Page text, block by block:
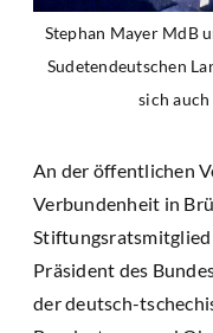
Stephan Mayer MdB
Sudetendeutschen
sich
An der öffentlichen
Verbundenheit in
Stiftungsratsmitglied
Präsident des
der deutsch-